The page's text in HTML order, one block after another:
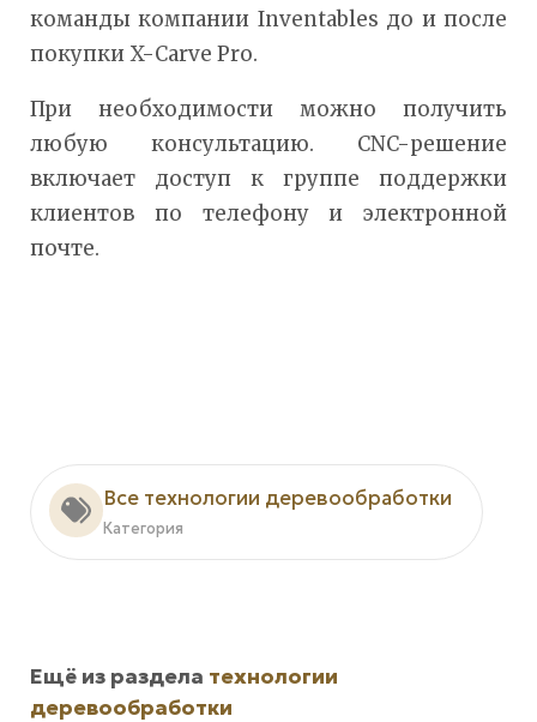
команды компании Inventables до и после
покупки X-Carve Pro.
При необходимости можно получить
любую консультацию. CNC-решение
включает доступ к группе поддержки
клиентов по телефону и электронной
почте.
Все технологии деревообработки
Категория
Ещё из раздела технологии
деревообработки